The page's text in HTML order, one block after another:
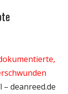
– deanreed.de